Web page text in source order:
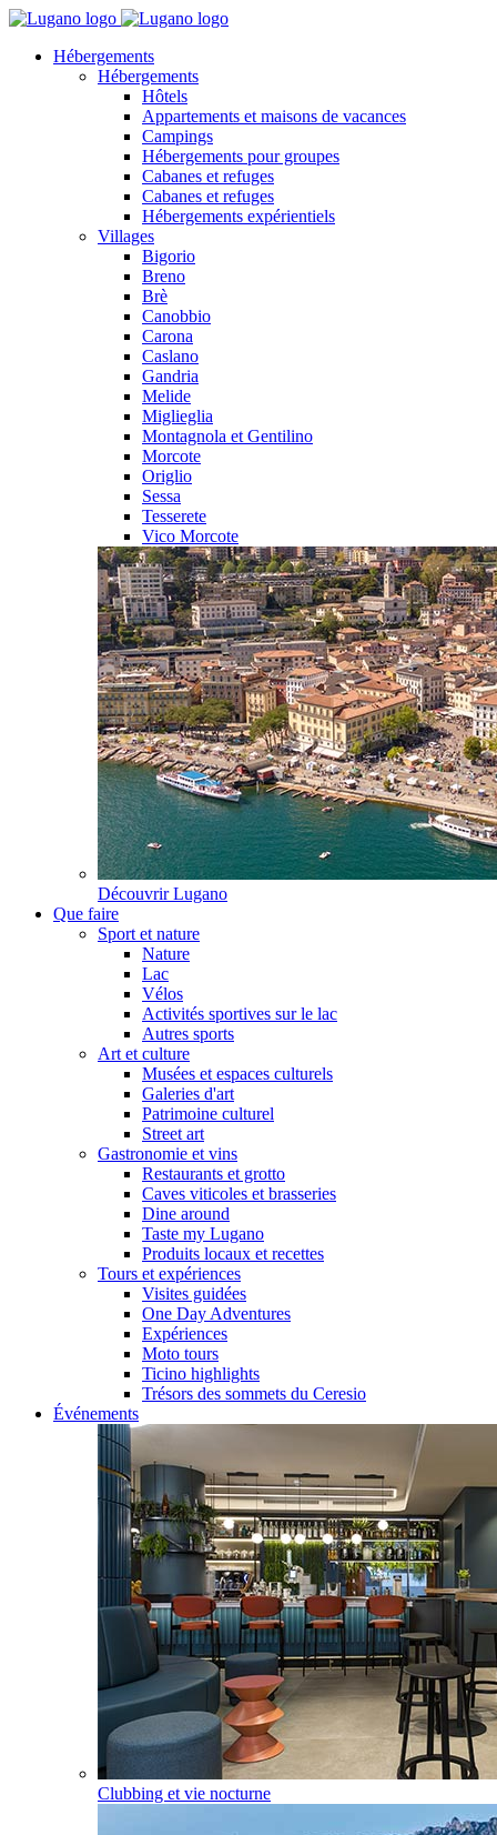
Hébergements
Hébergements
Hôtels
Appartements et maisons de vacances
Campings
Hébergements pour groupes
Cabanes et refuges
Cabanes et refuges
Hébergements expérientiels
Villages
Bigorio
Breno
Brè
Canobbio
Carona
Caslano
Gandria
Melide
Miglieglia
Montagnola et Gentilino
Morcote
Origlio
Sessa
Tesserete
Vico Morcote
Découvrir Lugano
Que faire
Sport et nature
Nature
Lac
Vélos
Activités sportives sur le lac
Autres sports
Art et culture
Musées et espaces culturels
Galeries d'art
Patrimoine culturel
Street art
Gastronomie et vins
Restaurants et grotto
Caves viticoles et brasseries
Dine around
Taste my Lugano
Produits locaux et recettes
Tours et expériences
Visites guidées
One Day Adventures
Expériences
Moto tours
Ticino highlights
Trésors des sommets du Ceresio
Événements
Clubbing et vie nocturne